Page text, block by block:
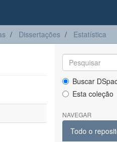
Dissertações Estatística
Buscar
Esta coleção
NAVEGAR
Todo o